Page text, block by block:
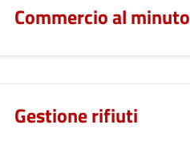
Commercio al minuto
Gestione rifiuti